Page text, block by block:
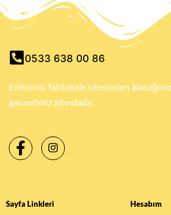
0533 638 00 86
Eminönü Tahtakale sitesinden
garantimiz altındadır.
Sayfa Linkleri Hesabım